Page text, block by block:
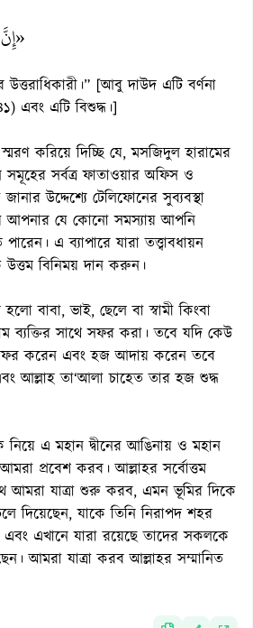
[আবু দাউদ এটি বর্ণনা
এবং এটি বিশুদ্ধ।]
করিয়ে দিচ্ছি যে, মসজিদুল হারামের
সমূহের সর্বত্র ফাতাওয়ার অফিস ও
উদ্দেশ্যে টেলিফোনের সুব্যবস্থা
আপনার যে কোনো সমস্যায় আপনি
এ ব্যাপারে যারা তত্ত্বাবধায়ন
বিনিময় দান করুন।
বাবা, ভাই, ছেলে বা স্বামী কিংবা
ব্যক্তির সাথে সফর করা। তবে যদি কেউ
করেন এবং হজ আদায় করেন তবে
আল্লাহ তা‘আলা চাহেত তার হজ শুদ্ধ
এ মহান দ্বীনের আঙিনায় ও মহান
প্রবেশ করব। আল্লাহর সর্বোত্তম
আমরা যাত্রা শুরু করব, এমন ভূমির দিকে
দিয়েছেন, যাকে তিনি নিরাপদ শহর
এবং এখানে যারা রয়েছে তাদের সকলকে
আমরা যাত্রা করব আল্লাহর সম্মানিত